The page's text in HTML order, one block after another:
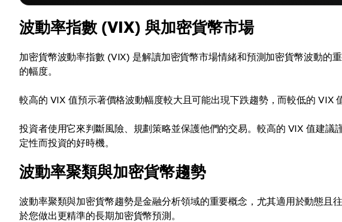
波動率指數 (VIX) 與加密貨幣市場
加密貨幣波動率指數 (VIX) 是解讀加密貨幣市場情緒和預測加密貨幣波動的
的幅度。
較高的 VIX 值預示著價格波動幅度較大且可能出現下跌趨勢，而較低的 VIX
投資者使用它來判斷風險、規劃策略並保護他們的交易。較高的 VIX 值建議
定性而投資的好時機。
波動率聚類與加密貨幣趨勢
波動率聚類與加密貨幣趨勢是金融分析領域的重要概念，尤其適用於動態且
於您做出更精準的長期加密貨幣預測。